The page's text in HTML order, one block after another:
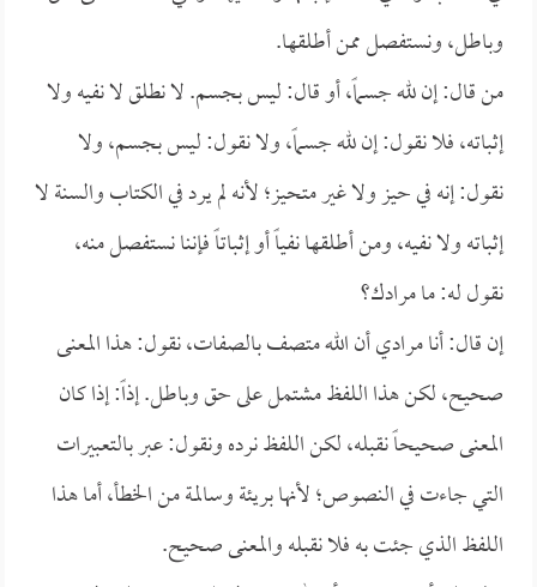
وباطل، ونستفصل ممن أطلقها.
من قال: إن لله جسماً، أو قال: ليس بجسم. لا نطلق لا نفيه ولا
إثباته، فلا نقول: إن لله جسماً، ولا نقول: ليس بجسم، ولا
نقول: إنه في حيز ولا غير متحيز؛ لأنه لم يرد في الكتاب والسنة لا
إثباته ولا نفيه، ومن أطلقها نفياً أو إثباتاً فإننا نستفصل منه،
نقول له: ما مرادك؟
إن قال: أنا مرادي أن الله متصف بالصفات، نقول: هذا المعنى
صحيح، لكن هذا اللفظ مشتمل على حق وباطل. إذاً: إذا كان
المعنى صحيحاً نقبله، لكن اللفظ نرده ونقول: عبر بالتعبيرات
التي جاءت في النصوص؛ لأنها بريئة وسالمة من الخطأ، أما هذا
اللفظ الذي جئت به فلا نقبله والمعنى صحيح.